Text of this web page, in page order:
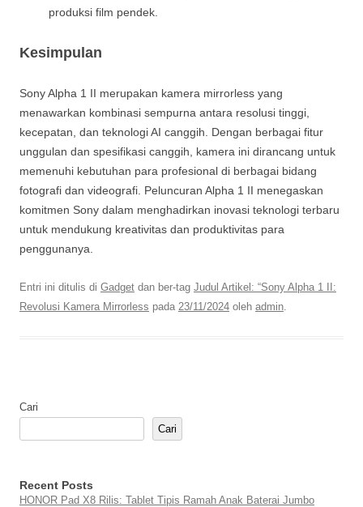
produksi film pendek.
Kesimpulan
Sony Alpha 1 II merupakan kamera mirrorless yang
menawarkan kombinasi sempurna antara resolusi tinggi,
kecepatan, dan teknologi AI canggih. Dengan berbagai fitur
unggulan dan spesifikasi canggih, kamera ini dirancang untuk
memenuhi kebutuhan para profesional di berbagai bidang
fotografi dan videografi. Peluncuran Alpha 1 II menegaskan
komitmen Sony dalam menghadirkan inovasi teknologi terbaru
untuk mendukung kreativitas dan produktivitas para
penggunanya.
Entri ini ditulis di Gadget dan ber-tag Judul Artikel: “Sony Alpha 1 II:
Revolusi Kamera Mirrorless pada 23/11/2024 oleh admin.
Cari
Cari
Recent Posts
HONOR Pad X8 Rilis: Tablet Tipis Ramah Anak Baterai Jumbo